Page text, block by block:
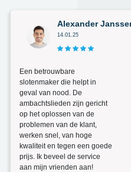
Alexander
14.01.25
Een betrouwbare
slotenmaker die helpt in
geval van nood. De
ambachtslieden zijn gericht
op het oplossen van de
problemen van de klant,
werken snel, van hoge
kwaliteit en tegen een goede
prijs. Ik beveel de service
aan mijn vrienden aan!